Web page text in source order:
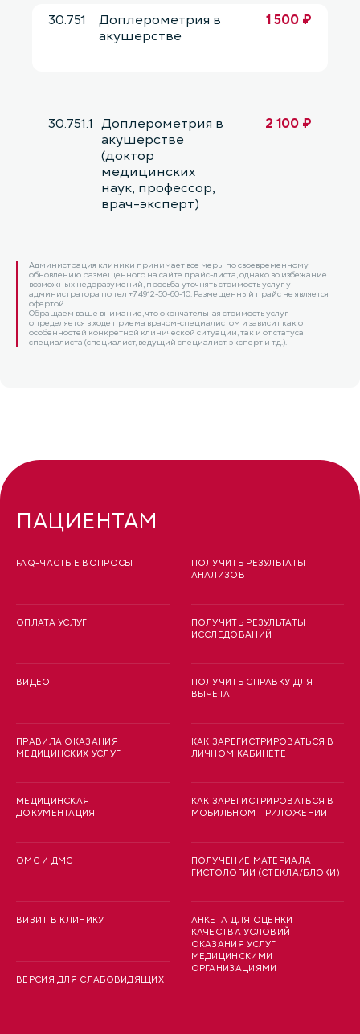
30.751
Доплерометрия в
акушерстве
1 500 ₽
30.751.1 Доплерометрия в
акушерстве
(доктор
медицинских
наук, профессор,
врач-эксперт)
2 100 ₽
Администрация клиники принимает все меры по своевременному
обновлению размещенного на сайте прайс-листа, однако во избежание
возможных недоразумений, просьба уточнять стоимость услуг у
администратора по тел +7 4912-50-60-10. Размещенный прайс не является
офертой.
Обращаем ваше внимание, что окончательная стоимость услуг
определяется в ходе приема врачом-специалистом и зависит как от
особенностей конкретной клинической ситуации, так и от статуса
специалиста (специалист, ведущий специалист, эксперт и т.д.).
ПАЦИЕНТАМ
FAQ-ЧАСТЫЕ ВОПРОСЫ
ОПЛАТА УСЛУГ
ВИДЕО
ПРАВИЛА ОКАЗАНИЯ
МЕДИЦИНСКИХ УСЛУГ
МЕДИЦИНСКАЯ
ДОКУМЕНТАЦИЯ
ОМС И ДМС
ВИЗИТ В КЛИНИКУ
ВЕРСИЯ ДЛЯ СЛАБОВИДЯЩИХ
ПОЛУЧИТЬ РЕЗУЛЬТАТЫ
АНАЛИЗОВ
ПОЛУЧИТЬ РЕЗУЛЬТАТЫ
ИССЛЕДОВАНИЙ
ПОЛУЧИТЬ СПРАВКУ ДЛЯ
ВЫЧЕТА
КАК ЗАРЕГИСТРИРОВАТЬСЯ В
ЛИЧНОМ КАБИНЕТЕ
КАК ЗАРЕГИСТРИРОВАТЬСЯ В
МОБИЛЬНОМ ПРИЛОЖЕНИИ
ПОЛУЧЕНИЕ МАТЕРИАЛА
ГИСТОЛОГИИ (СТЕКЛА/БЛОКИ)
АНКЕТА ДЛЯ ОЦЕНКИ
КАЧЕСТВА УСЛОВИЙ
ОКАЗАНИЯ УСЛУГ
МЕДИЦИНСКИМИ
ОРГАНИЗАЦИЯМИ